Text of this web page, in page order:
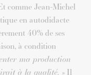
comme Jean-Michel
en autodidacte
40% de ses
à condition
ma production
à la qualité. » Il